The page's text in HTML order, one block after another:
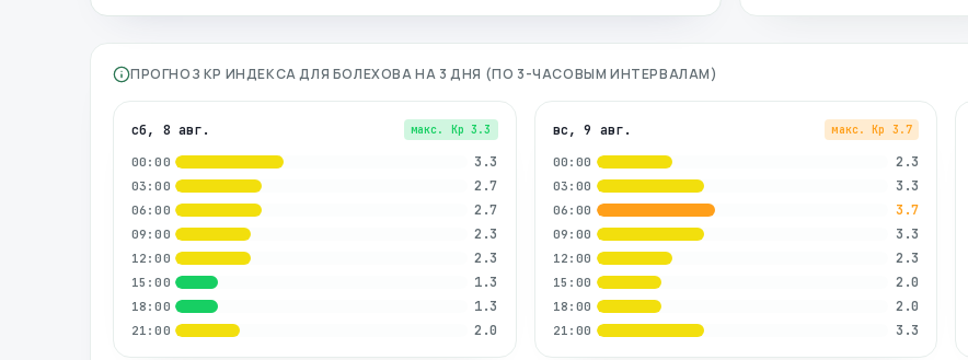
ПРОГНОЗ KP ИНДЕКСА ДЛЯ БОЛЕХОВАНА 3 ДНЯ (ПО 3-ЧАСОВЫМ ИНТЕРВАЛАМ)
сб, 8 авг. макс. Kp 3.3
00:00 3.3
03:00 2.7
06:00 2.7
09:00 2.3
12:00 2.3
15:00 1.3
18:00 1.3
21:00 2.0
вс, 9 авг. макс. Kp 3.7
00:00 2.3
03:00 3.3
06:00 3.7
09:00 3.3
12:00 2.3
15:00 2.0
18:00 2.0
21:00 3.3